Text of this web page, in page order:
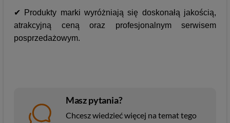
✔ Produkty marki wyróżniają się doskonałą jakością,
atrakcyjną ceną oraz profesjonalnym serwisem
posprzedażowym.
Masz pytania?
Chcesz wiedzieć więcej na temat tego